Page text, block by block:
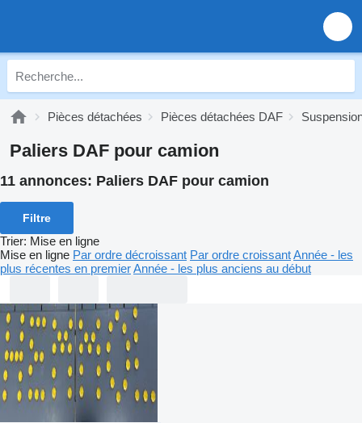
Pièces détachées Pièces détachées DAF
Paliers DAF pour camion
11 annonces: Paliers DAF pour camion
Filtre
Trier: Mise en ligne
Mise en ligne Par ordre décroissant Par ordre croissantAnnée - les
plus récentes en premierAnnée - les plus anciens au début